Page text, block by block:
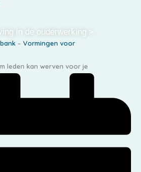
in de ouderwerking >
– Vormingen voor
leden kan werven voor je